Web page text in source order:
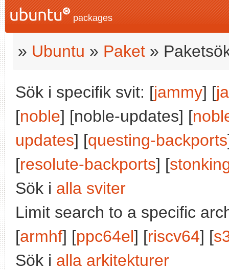
packages
» Ubuntu » Paket »
Sök i specifik svit: [jammy] [
[noble] [noble-updates] [
updates] [questing-backports
[resolute-backports] [
Sök i alla sviter
Limit search to a specific
[armhf] [ppc64el] [riscv64] [
Sök i alla arkitekturer